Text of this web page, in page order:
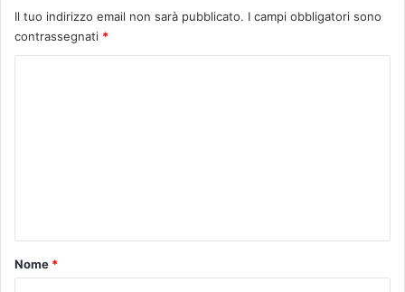
aP
e
l
f
Il tuo indirizzo email non sarà pubblicato. I campi obbligatori sono
contrassegnati *
o
Nome *